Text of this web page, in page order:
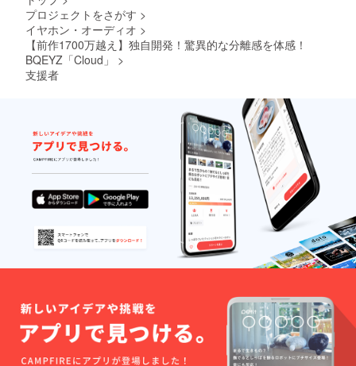
プロジェクトをさがす >
イヤホン・オーディオ >
【前作1700万越え】独自開発！驚異的な分離感を体感！
BQEYZ「Cloud」
>
支援者